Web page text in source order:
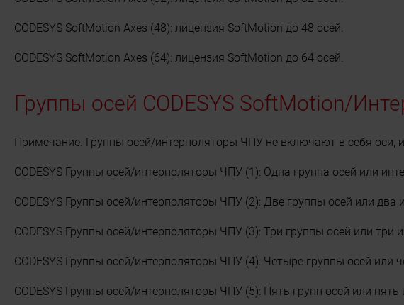
CODESYS SoftMotion Axes (48): лицензия SoftMotion до 48 осей.
CODESYS SoftMotion Axes (64): лицензия SoftMotion до 64 осей.
Группы осей CODESYS SoftMotion/
Примечание. Группы осей/интерполяторы ЧПУ не включают в себя оси,
CODESYS Группы осей/интерполяторы ЧПУ (1): Одна группа осей или
CODESYS Группы осей/интерполяторы ЧПУ (2): Две группы осей или два
CODESYS Группы осей/интерполяторы ЧПУ (3): Три группы осей или три
CODESYS Группы осей/интерполяторы ЧПУ (4): Четыре группы осей или
CODESYS Группы осей/интерполяторы ЧПУ (5): Пять групп осей или